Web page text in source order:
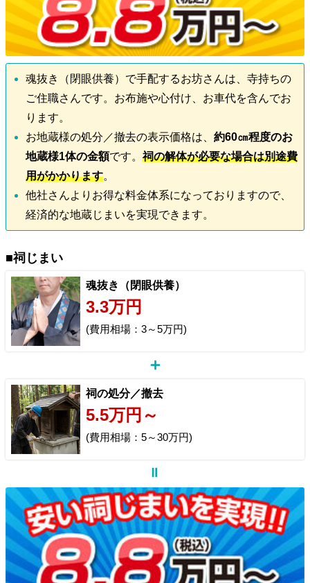
魂抜き（閉眼供養）で手配するお坊さんは、寺持ちの
ご住職さんです。お布施や心付け、お車代を含んでお
ります。
お地蔵様の処分／撤去の表示価格は、 約60㎝程度のお
地蔵様1体の金額です。 祠の解体が必要な場合は別途費
用がかかります。
他社さんよりお得な料金体系になっておりますので、
経済的な地蔵じまいを実現できます。
■祠じまい
魂抜き（閉眼供養）
3.3万円
(費用相場：3～5万円)
祠の処分／撤去
5.5万円～
(費用相場：5～30万円)